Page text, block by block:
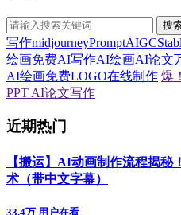
搜
写作midjourneyPromptAIGC
绘画免费AI写作AI绘画AI论文
AI绘画免费LOGO在线制作 爆
PPT AI论文写作
近期热门
【搬运】AI动画制作流程揭秘
术（带中文字幕）
33.4万 用户在看